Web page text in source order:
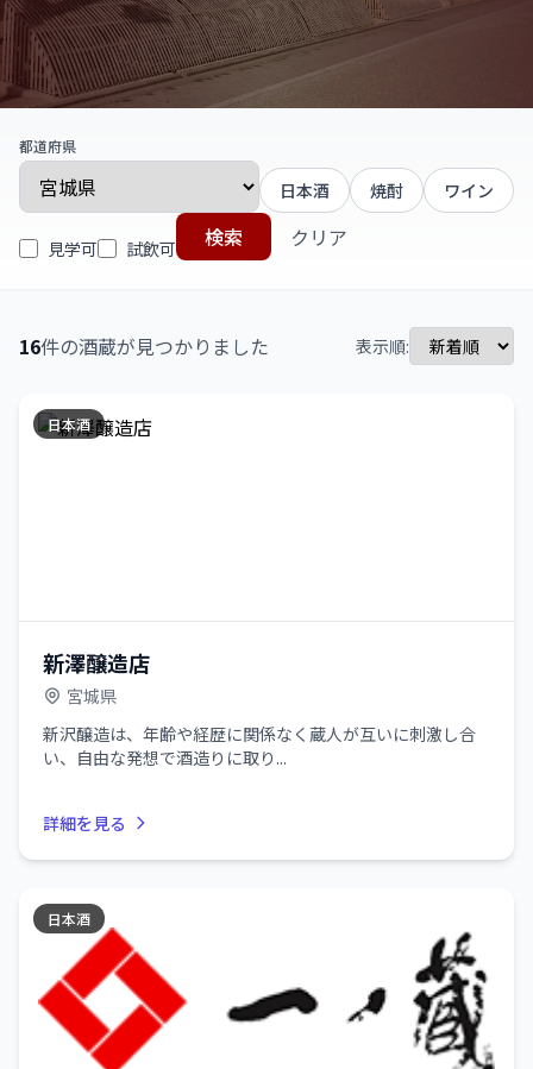
都道府県
日本酒 焼酎 ワイン
見学可 試飲可 検索 クリア
16件の酒蔵が見つかりました 表示順:
日本酒
新澤醸造店
宮城県
新沢醸造は、年齢や経歴に関係なく蔵人が互いに刺激し合
い、自由な発想で酒造りに取り...
詳細を見る
日本酒